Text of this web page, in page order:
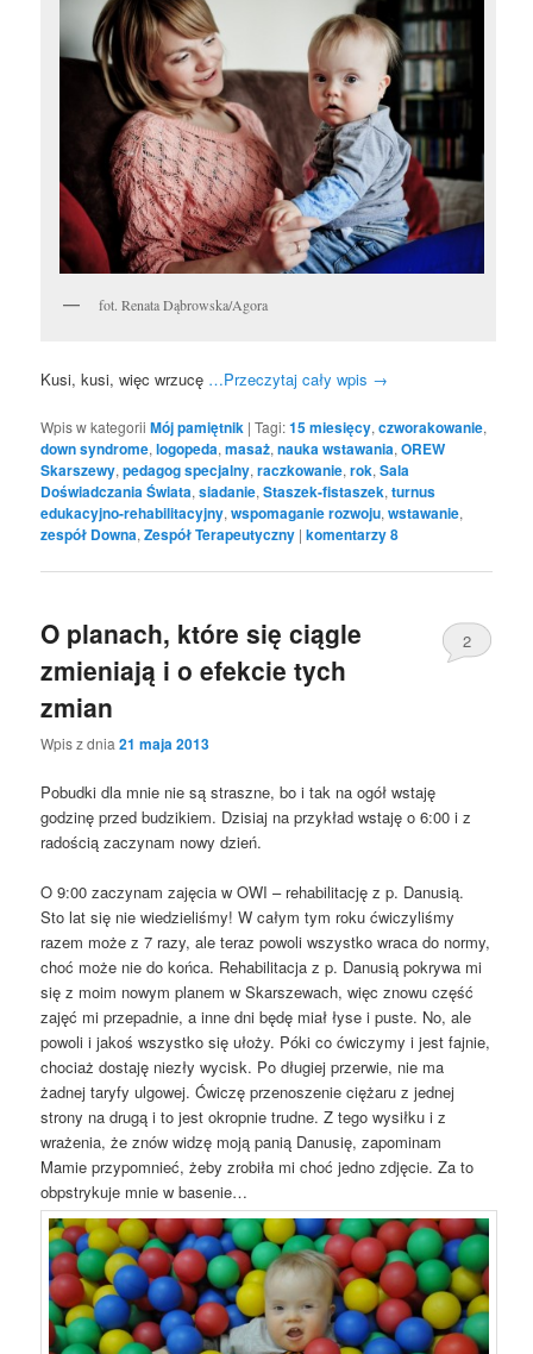
fot. Renata Dąbrowska/Agora
Kusi, kusi, więc wrzucę …Przeczytaj cały wpis →
Wpis w kategoriiMój pamiętnik |Tagi:15 miesięcy,czworakowanie,
down syndrome,logopeda,masaż,nauka wstawania,OREW
Skarszewy,pedagog specjalny,raczkowanie,rok,Sala
Doświadczania Świata,siadanie,Staszek-fistaszek,turnus
edukacyjno-rehabilitacyjny,wspomaganie rozwoju,wstawanie,
zespół Downa,Zespół Terapeutyczny |komentarzy8
O planach, które się ciągle
zmieniają i o efekcie tych
zmian
Wpis z dnia21 maja 2013
2
Pobudki dla mnie nie są straszne, bo i tak na ogół wstaję
godzinę przed budzikiem. Dzisiaj na przykład wstaję o 6:00 i z
radością zaczynam nowy dzień.
O 9:00 zaczynam zajęcia w OWI – rehabilitację z p. Danusią.
Sto lat się nie wiedzieliśmy! W całym tym roku ćwiczyliśmy
razem może z 7 razy, ale teraz powoli wszystko wraca do normy,
choć może nie do końca. Rehabilitacja z p. Danusią pokrywa mi
się z moim nowym planem w Skarszewach, więc znowu część
zajęć mi przepadnie, a inne dni będę miał łyse i puste. No, ale
powoli i jakoś wszystko się ułoży. Póki co ćwiczymy i jest fajnie,
chociaż dostaję niezły wycisk. Po długiej przerwie, nie ma
żadnej taryfy ulgowej. Ćwiczę przenoszenie ciężaru z jednej
strony na drugą i to jest okropnie trudne. Z tego wysiłku i z
wrażenia, że znów widzę moją panią Danusię, zapominam
Mamie przypomnieć, żeby zrobiła mi choć jedno zdjęcie. Za to
obpstrykuje mnie w basenie…